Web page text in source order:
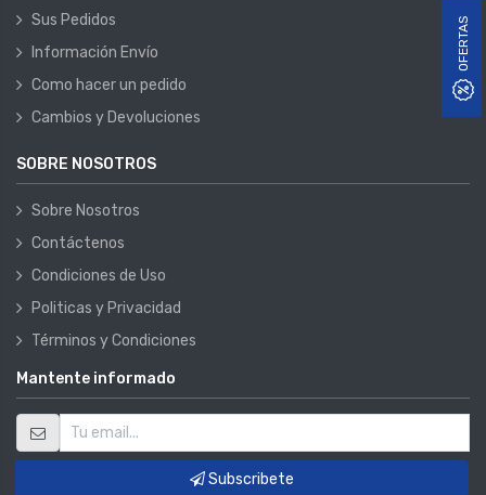
OFERTAS
Sus Pedidos
Información Envío
Como hacer un pedido
Cambios y Devoluciones
SOBRE NOSOTROS
Sobre Nosotros
Contáctenos
Condiciones de Uso
Politicas y Privacidad
Términos y Condiciones
Mantente informado
Subscribete